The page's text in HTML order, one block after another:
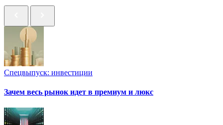
Спецвыпуск: инвестиции
Зачем весь рынок идет в премиум и люкс